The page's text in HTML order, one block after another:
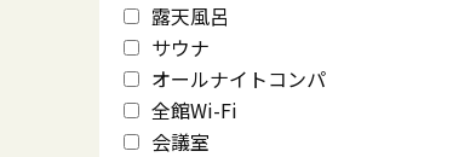
露天風呂
サウナ
オールナイトコンパ
全館Wi-Fi
会議室